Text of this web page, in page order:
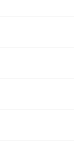
Маруси, как и